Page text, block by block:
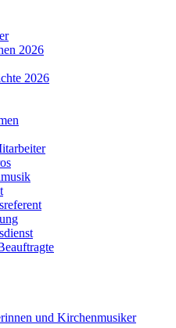
2026
2026
und Kirchenmusiker